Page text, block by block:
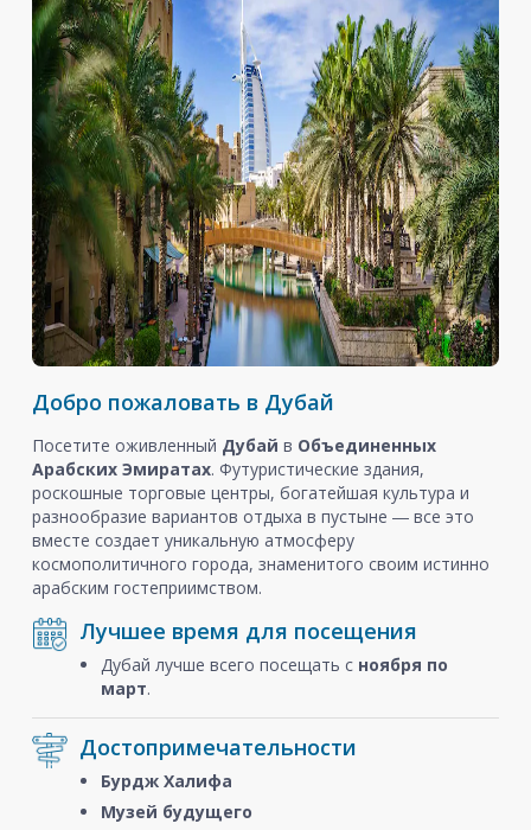
Добро пожаловать в Дубай
Посетите оживленный Дубай в Объединенных
Арабских Эмиратах. Футуристические здания,
роскошные торговые центры, богатейшая культура и
разнообразие вариантов отдыха в пустыне ― все это
вместе создает уникальную атмосферу
космополитичного города, знаменитого своим истинно
арабским гостеприимством.
Лучшее время для посещения
Дубай лучше всего посещать с ноября по
март.
Достопримечательности
Бурдж Халифа
Музей будущего